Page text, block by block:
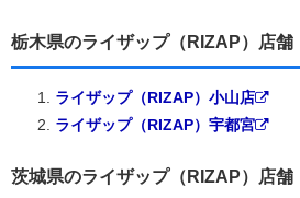
栃木県のライザップ（RIZAP）店舗
ライザップ（RIZAP）小山店
ライザップ（RIZAP）宇都宮
茨城県のライザップ（RIZAP）店舗